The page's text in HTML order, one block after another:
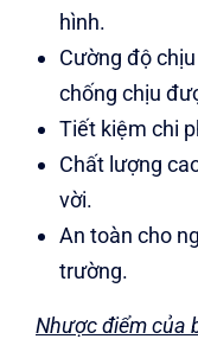
hình.
Cường độ
chống chịu
Tiết kiệm chi
Chất lượng
vời.
An toàn cho
trường.
Nhược điểm của